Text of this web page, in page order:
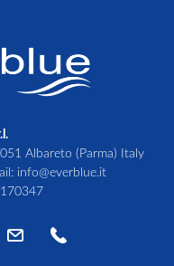
Albareto (Parma) Italy
info@everblue.it